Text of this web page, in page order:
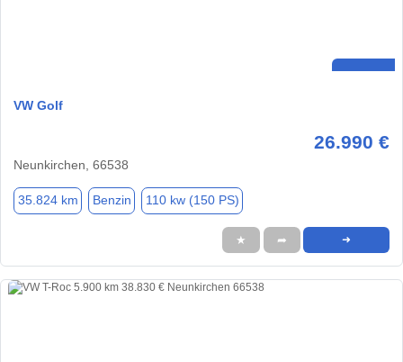
VW Golf
26.990 €
Neunkirchen, 66538
35.824 km Benzin 110 kw (150 PS)
★ ➦ ➜